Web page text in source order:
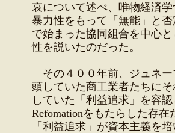
哀について述べ、唯物経済
暴力性をもって「無能」と
で始まった協同組合を中心
性を説いたのだった。
その４００年前、ジュネー
頭していた商工業者たちに
していた「利益追求」を容
Refomationをもたらした存
「利益追求」が資本主義を